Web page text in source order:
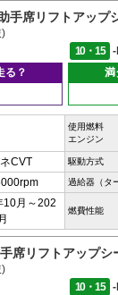
手席リフトアップ
)
10・15
る？
満
使用燃料
エンジン
CVT 駆動方式
過給器（タ
10月～202
燃費性能
席リフトアップシ
)
10・15